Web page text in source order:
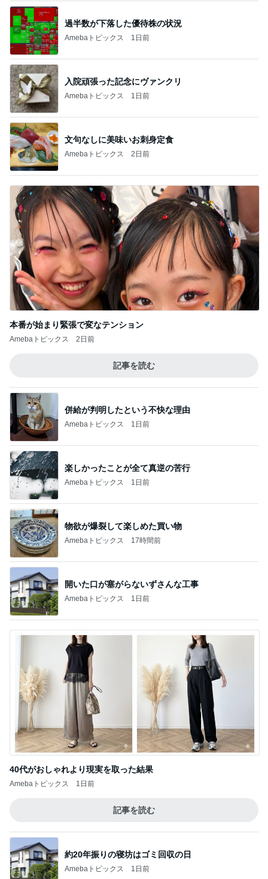
過半数が下落した優待株の状況
Amebaトピックス 1日前
入院頑張った記念にヴァンクリ
Amebaトピックス 1日前
文句なしに美味いお刺身定食
Amebaトピックス 2日前
本番が始まり緊張で変なテンション
Amebaトピックス 2日前
記事を読む
併給が判明したという不快な理由
Amebaトピックス 1日前
楽しかったことが全て真逆の苦行
Amebaトピックス 1日前
物欲が爆裂して楽しめた買い物
Amebaトピックス 17時間前
開いた口が塞がらないずさんな工事
Amebaトピックス 1日前
40代がおしゃれより現実を取った結果
Amebaトピックス 1日前
記事を読む
約20年振りの寝坊はゴミ回収の日
Amebaトピックス 1日前